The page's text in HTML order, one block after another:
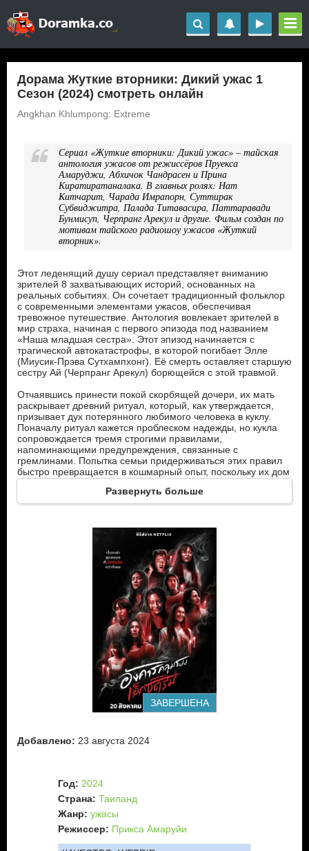
Дорама Жуткие вторники: Дикий ужас 1
Сезон (2024) смотреть онлайн
Angkhan Khlumpong: Extreme
Сериал «Жуткие вторники: Дикий ужас» – тайская
антология ужасов от режиссёров Пруекса
Амаруджи, Абхичок Чандрасен и Прина
Киратиратаналака. В главных ролях: Нат
Китчарит, Чарада Имрапорн, Суттирак
Субвиджитра, Палада Титавасира, Паттаравади
Бунмисуп, Черпранг Арекул и другие. Фильм создан по
мотивам тайского радиошоу ужасов «Жуткий
вторник».
Этот леденящий душу сериал представляет вниманию
зрителей 8 захватывающих историй, основанных на
реальных событиях. Он сочетает традиционный фольклор
с современными элементами ужасов, обеспечивая
тревожное путешествие. Антология вовлекает зрителей в
мир страха, начиная с первого эпизода под названием
«Наша младшая сестра». Этот эпизод начинается с
трагической автокатастрофы, в которой погибает Элле
(Миусик-Прэва Сутхампхонг). Её смерть оставляет старшую
сестру Ай (Черпранг Арекул) борющейся с этой травмой.
Отчаявшись принести покой скорбящей дочери, их мать
раскрывает древний ритуал, который, как утверждается,
призывает дух потерянного любимого человека в куклу.
Поначалу ритуал кажется проблеском надежды, но кукла
сопровождается тремя строгими правилами,
напоминающими предупреждения, связанные с
гремлинами. Попытка семьи придерживаться этих правил
быстро превращается в кошмарный опыт, поскольку их дом
становится ужасающим местом, где разворачиваются
тревожные события, раскрывая тёмные последствия
вмешательства сил, находящихся вне их контроля.
Развернуть больше
ЗАВЕРШЕНА
Добавлено: 23 августа 2024
Год: 2024
Страна: Таиланд
Жанр: ужасы
Режиссер: Прикса Амаруйи